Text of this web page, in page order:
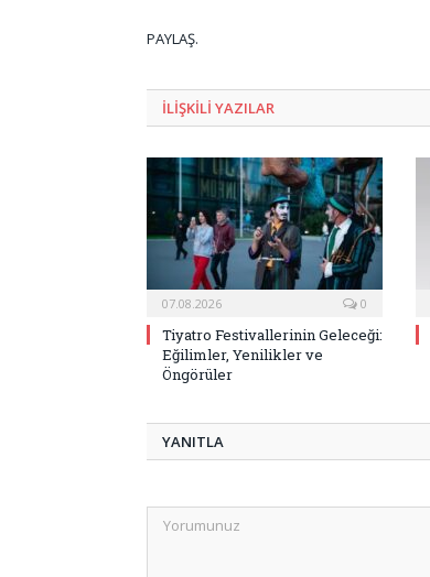
PAYLAŞ.
ILIŞKILI YAZILAR
07.08.2026 0
Tiyatro Festivallerinin Geleceği:
Eğilimler, Yenilikler ve
Öngörüler
YANITLA